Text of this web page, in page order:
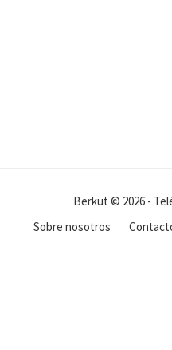
Berkut © 2026 -
Sobre nosotros